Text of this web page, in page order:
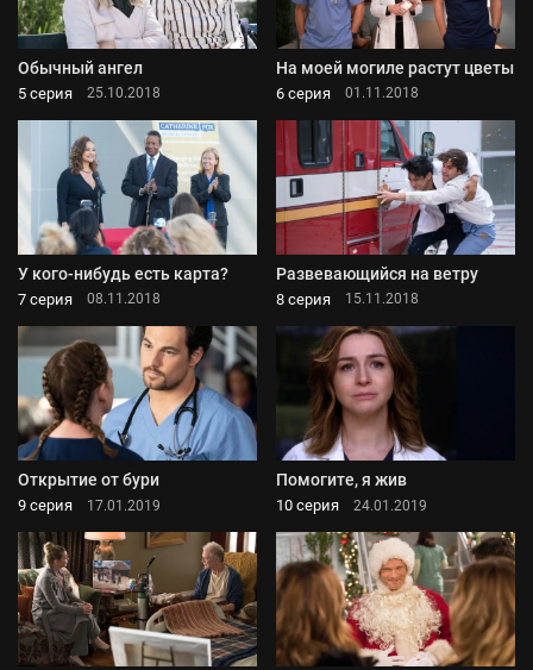
Обычный ангел
5 серия 25.10.2018
На моей могиле растут цветы
6 серия 01.11.2018
У кого-нибудь есть карта?
7 серия 08.11.2018
Развевающийся на ветру
8 серия 15.11.2018
Открытие от бури
9 серия 17.01.2019
Помогите, я жив
10 серия 24.01.2019